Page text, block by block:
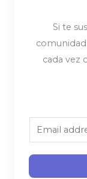
Si te
cada vez
m
a
i